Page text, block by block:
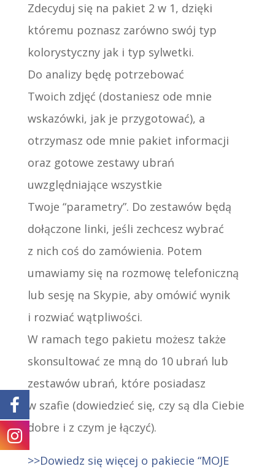
Zdecyduj się na pakiet 2 w 1, dzięki
któremu poznasz zarówno swój typ
kolorystyczny jak i typ sylwetki.
Do analizy będę potrzebować
Twoich zdjęć (dostaniesz ode mnie
wskazówki, jak je przygotować), a
otrzymasz ode mnie pakiet informacji
oraz gotowe zestawy ubrań
uwzględniające wszystkie
Twoje “parametry”. Do zestawów będą
dołączone linki, jeśli zechcesz wybrać
z nich coś do zamówienia. Potem
umawiamy się na rozmowę telefoniczną
lub sesję na Skypie, aby omówić wynik
i rozwiać wątpliwości.
W ramach tego pakietu możesz także
skonsultować ze mną do 10 ubrań lub
zestawów ubrań, które posiadasz
w szafie (dowiedzieć się, czy są dla Ciebie
dobre i z czym je łączyć).
>>Dowiedz się więcej o pakiecie “MOJE